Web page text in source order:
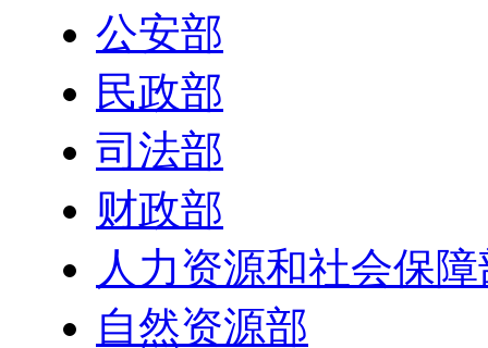
公安部
民政部
司法部
财政部
人力资源和社会保
自然资源部